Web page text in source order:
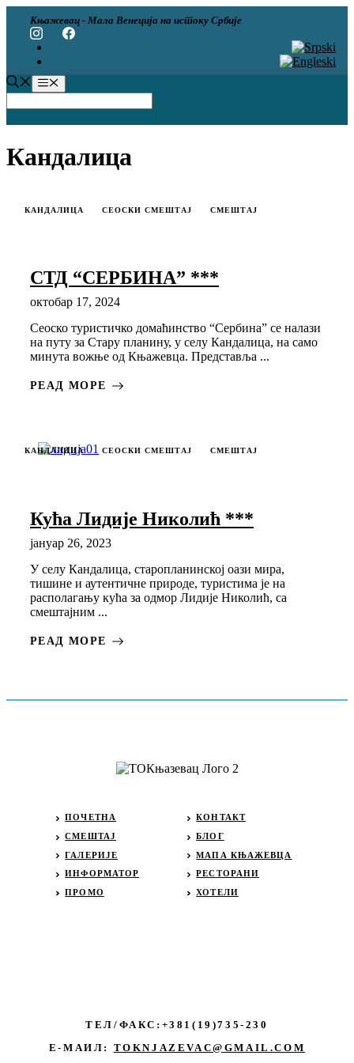
цонтент
Књажевац - Мала Венеција на истоку Србије
Мену
Кандалица
КАНДАЛИЦА СЕОСКИ СМЕШТАЈ СМЕШТАЈ
СТД “СЕРБИНА” ***
октобар 17, 2024
Сеоско туристичко домаћинство “Сербина” се налази
на путу за Стару планину, у селу Кандалица, на само
минута вожње од Књажевца. Представља ...
РЕАД МОРЕ
КАНДАЛИЦА СЕОСКИ СМЕШТАЈ СМЕШТАЈ
Кућа Лидије Николић ***
јануар 26, 2023
У селу Кандалица, старопланинској оази мира,
тишине и аутентичне природе, туристима је на
располагању кућа за одмор Лидије Николић, са
смештајним ...
РЕАД МОРЕ
ПОЧЕТНА
СМЕШТАЈ
ГАЛЕРИЈЕ
ИНФОРМАТОР
ПРОМО
КОНТАКТ
БЛОГ
МАПА КЊАЖЕВЦА
РЕСТОРАНИ
ХОТЕЛИ
ТЕЛ/ФАКС:+381(19)735-230
Е-МАИЛ: TOKNJAZEVAC@GMAIL.COM